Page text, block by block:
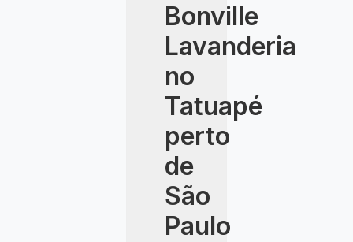
Bonville
Lavanderia
no
Tatuapé
perto
de
São
Paulo